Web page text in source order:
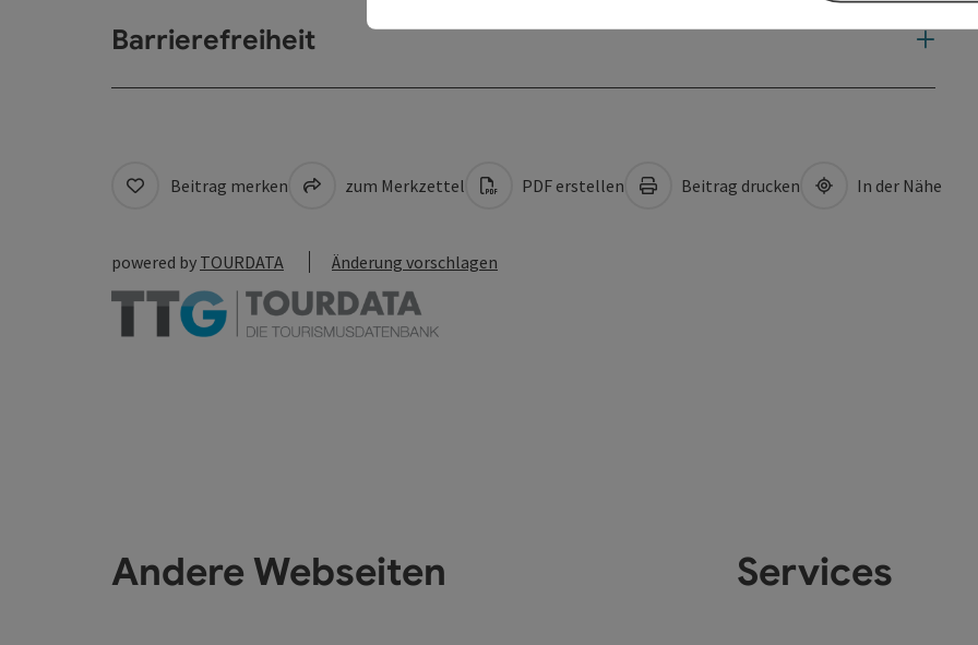
Barrierefreiheit
Beitrag merken zum Merkzettel PDF erstellen Beitrag drucken In der Nähe
powered by TOURDATA Änderung vorschlagen
Andere Webseiten Services